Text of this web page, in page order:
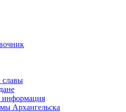
славы
информация
Архангельска